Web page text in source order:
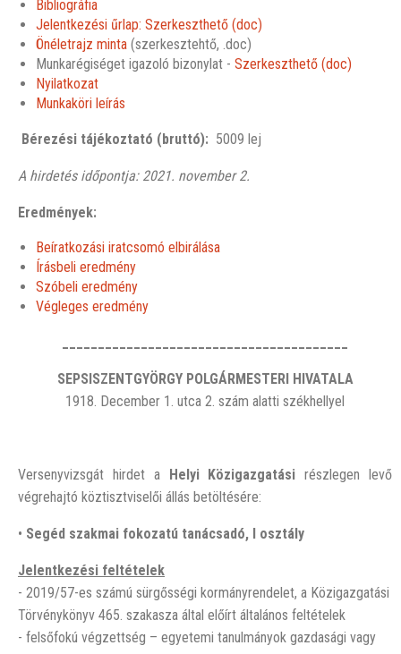
Bibliográfia
Jelentkezési űrlap: Szerkeszthető (doc)
Önéletrajz minta (szerkesztehtő, .doc)
Munkarégiséget igazoló bizonylat - Szerkeszthető (doc)
Nyilatkozat
Munkaköri leírás
Bérezési tájékoztató (bruttó): 5009 lej
A hirdetés időpontja: 2021. november 2.
Eredmények:
Beíratkozási iratcsomó elbirálása
Írásbeli eredmény
Szóbeli eredmény
Végleges eredmény
SEPSISZENTGYÖRGY POLGÁRMESTERI HIVATALA
1918. December 1. utca 2. szám alatti székhellyel
Versenyvizsgát hirdet a Helyi Közigazgatási részlegen levő
végrehajtó köztisztviselői állás betöltésére:
• Segéd szakmai fokozatú tanácsadó, I osztály
Jelentkezési feltételek
- 2019/57-es számú sürgősségi kormányrendelet, a Közigazgatási
Törvénykönyv 465. szakasza által előírt általános feltételek
- felsőfokú végzettség – egyetemi tanulmányok gazdasági vagy